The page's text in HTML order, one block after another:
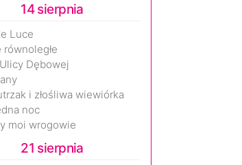
14 sierpnia
Luce
Dębowej
i złośliwa wiewiórka
noc
moi wrogowie
21 sierpnia